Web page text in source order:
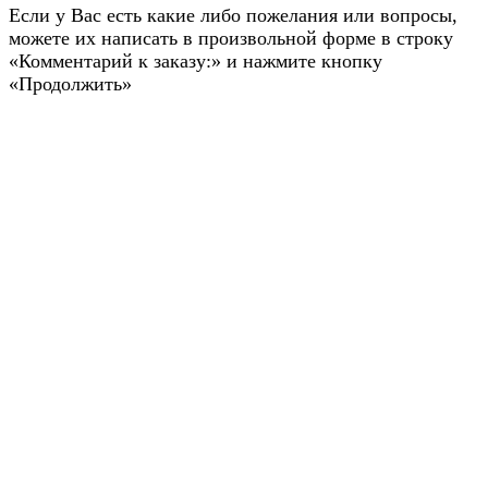
Если у Вас есть какие либо пожелания или вопросы,
можете их написать в произвольной форме в строку
«Комментарий к заказу:» и нажмите кнопку
«Продолжить»